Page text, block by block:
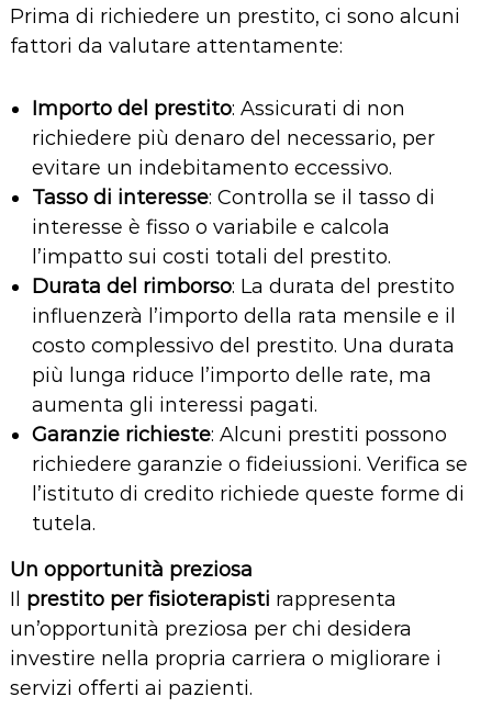
Prima di richiedere un prestito, ci sono alcuni
fattori da valutare attentamente:
Importo del prestito: Assicurati di non
richiedere più denaro del necessario, per
evitare un indebitamento eccessivo.
Tasso di interesse: Controlla se il tasso di
interesse è fisso o variabile e calcola
l’impatto sui costi totali del prestito.
Durata del rimborso: La durata del prestito
influenzerà l’importo della rata mensile e il
costo complessivo del prestito. Una durata
più lunga riduce l’importo delle rate, ma
aumenta gli interessi pagati.
Garanzie richieste: Alcuni prestiti possono
richiedere garanzie o fideiussioni. Verifica se
l’istituto di credito richiede queste forme di
tutela.
Un opportunità preziosa
Il prestito per fisioterapisti rappresenta
un’opportunità preziosa per chi desidera
investire nella propria carriera o migliorare i
servizi offerti ai pazienti.